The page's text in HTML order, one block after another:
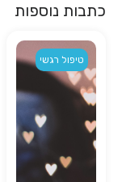
כתבות נוספות
טיפול רגשי